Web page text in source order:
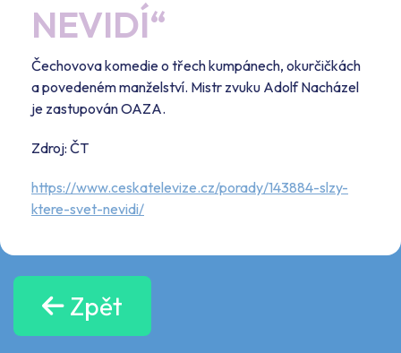
NEVIDÍ“
Čechovova komedie o třech kumpánech, okurčičkách
a povedeném manželství. Mistr zvuku Adolf Nacházel
je zastupován OAZA.
Zdroj: ČT
https://www.ceskatelevize.cz/porady/143884-slzy-
ktere-svet-nevidi/
Zpět